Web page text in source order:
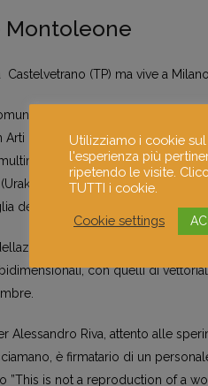
Montoleone
Castelvetrano (TP) ma vive a
multimediali” alla
grafiche, un passato da web
la sua ”sfera
è il gesto del “pugno
del fumettista underground
solida 3d, costruisce –
con quelli di
Alessandro Riva, attento alle
è firmatario di un
”This is not a reproduction of a
Utilizziamo i cookie
l'esperienza più
ripetendo le visite.
TUTTI i cookie.
Cookie settings